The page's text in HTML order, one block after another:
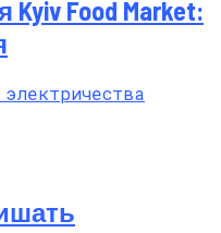
Food Market: